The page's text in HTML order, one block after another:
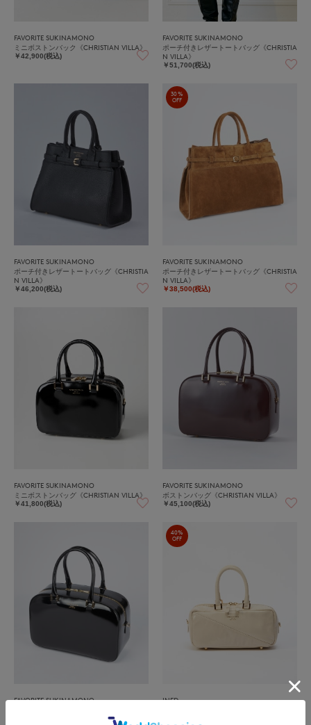
FAVORITE SUKINAMONO
ミニボストンバック《CHRISTIAN VILLA》
￥42,900(税込)
FAVORITE SUKINAMONO
ポーチ付きレザートートバッグ《CHRISTIA
N VILLA》
￥51,700(税込)
FAVORITE SUKINAMONO
ポーチ付きレザートートバッグ《CHRISTIA
N VILLA》
￥46,200(税込)
30%
OFF
FAVORITE SUKINAMONO
ポーチ付きレザートートバッグ《CHRISTIA
N VILLA》
￥38,500(税込)
FAVORITE SUKINAMONO
ミニボストンバッグ《CHRISTIAN VILLA》
￥41,800(税込)
FAVORITE SUKINAMONO
ボストンバッグ《CHRISTIAN VILLA》
￥45,100(税込)
FAVORITE SUKINAMONO
40%
OFF
INED